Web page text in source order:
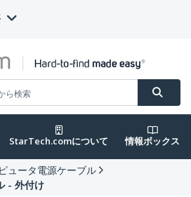
StarTech.comについて 情報ボックス
ュータ電源ケーブル
- 外付け